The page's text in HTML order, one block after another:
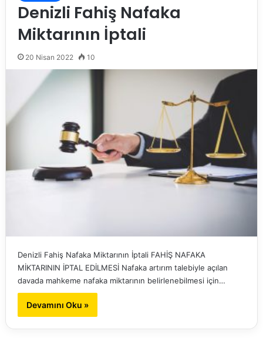
Denizli Fahiş Nafaka
Miktarının İptali
20 Nisan 2022 10
Denizli Fahiş Nafaka Miktarının İptali FAHİŞ NAFAKA
MİKTARININ İPTAL EDİLMESİ Nafaka artırım talebiyle açılan
davada mahkeme nafaka miktarının belirlenebilmesi için…
Devamını Oku »